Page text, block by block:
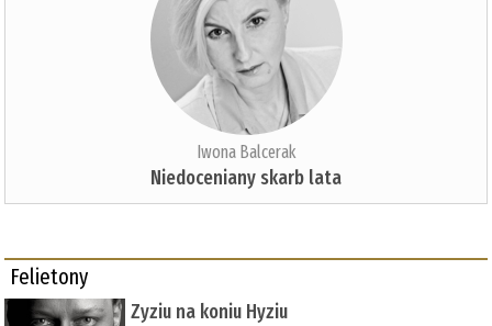
Iwona Balcerak
Niedoceniany skarb lata
Felietony
Zyziu na koniu Hyziu